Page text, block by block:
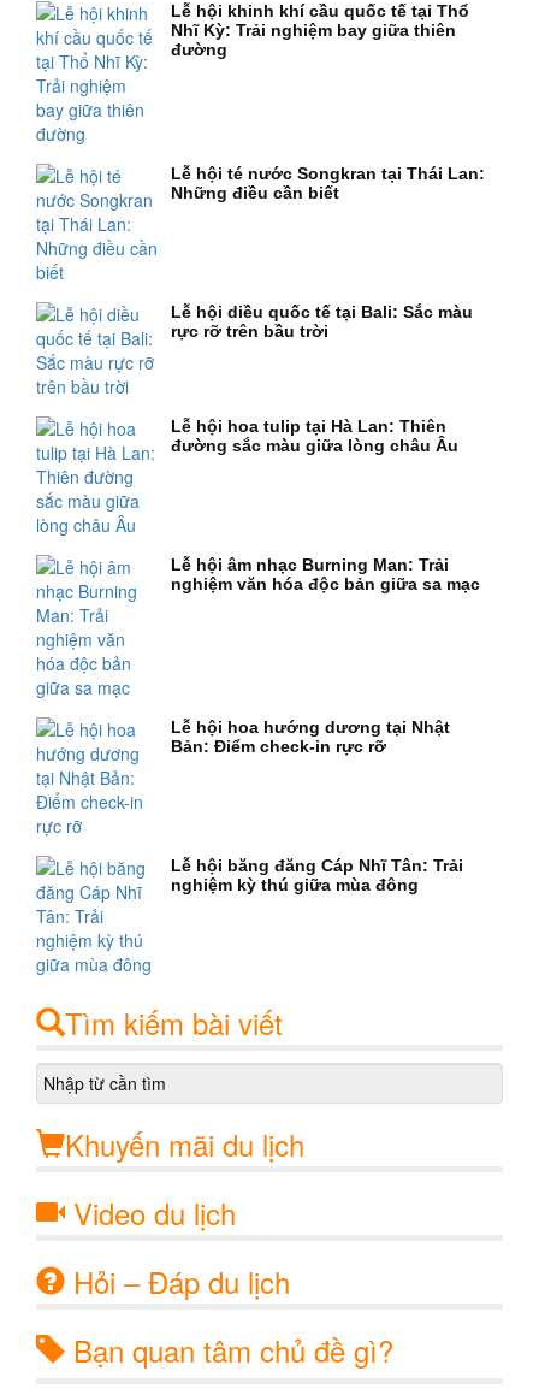
Lễ hội khinh khí cầu quốc tế tại Thổ
Nhĩ Kỳ: Trải nghiệm bay giữa thiên
đường
Lễ hội té nước Songkran tại Thái Lan:
Những điều cần biết
Lễ hội diều quốc tế tại Bali: Sắc màu
rực rỡ trên bầu trời
Lễ hội hoa tulip tại Hà Lan: Thiên
đường sắc màu giữa lòng châu Âu
Lễ hội âm nhạc Burning Man: Trải
nghiệm văn hóa độc bản giữa sa mạc
Lễ hội hoa hướng dương tại Nhật
Bản: Điểm check-in rực rỡ
Lễ hội băng đăng Cáp Nhĩ Tân: Trải
nghiệm kỳ thú giữa mùa đông
Tìm kiếm bài viết
Khuyến mãi du lịch
Video du lịch
Hỏi – Đáp du lịch
Bạn quan tâm chủ đề gì?